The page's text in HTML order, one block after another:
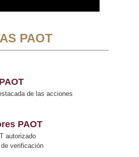
PAOT
de las acciones
PAOT
autorizado
verificación